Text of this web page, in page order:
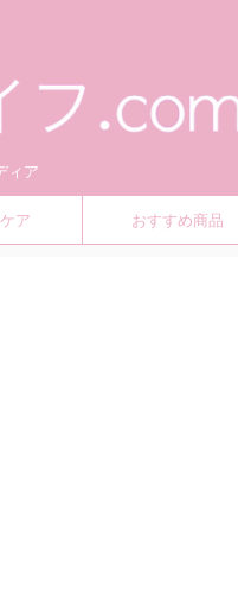
ィア
ア おすすめ商品